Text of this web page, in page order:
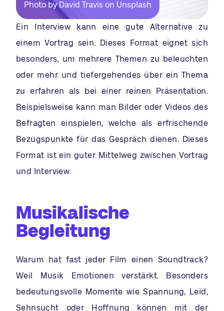
Photo by David Travis on Unsplash
Ein Interview kann eine gute Alternative zu
einem Vortrag sein. Dieses Format eignet sich
besonders, um mehrere Themen zu beleuchten
oder mehr und tiefergehendes über ein Thema
zu erfahren als bei einer reinen Präsentation.
Beispielsweise kann man Bilder oder Videos des
Befragten einspielen, welche als erfrischende
Bezugspunkte für das Gespräch dienen. Dieses
Format ist ein guter Mittelweg zwischen Vortrag
und Interview.
Musikalische
Begleitung
Warum hat fast jeder Film einen Soundtrack?
Weil Musik Emotionen verstärkt. Besonders
bedeutungsvolle Momente wie Spannung, Leid,
Sehnsucht oder Hoffnung können mit der